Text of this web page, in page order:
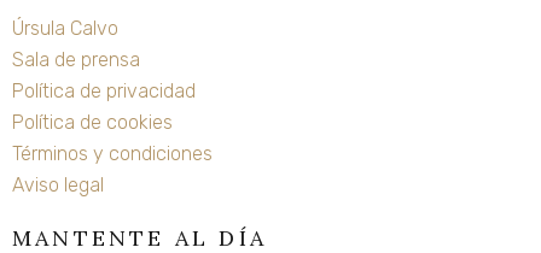
Úrsula Calvo
Sala de prensa
Política de privacidad
Política de cookies
Términos y condiciones
Aviso legal
MANTENTE AL DÍA